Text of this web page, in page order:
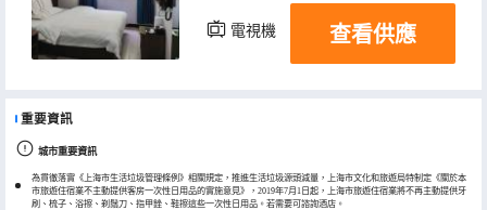
電視機 查看供應
重要資訊
城市重要資訊
為貫徹落實《上海市生活垃圾管理條例》相關規定，推進生活垃圾源頭減量，上海市文化和旅遊局特制定《關於本
市旅遊住宿業不主動提供客房一次性日用品的實施意見》，2019年7月1日起，上海市旅遊住宿業將不再主動提供牙
刷、梳子、浴擦、剃鬚刀、指甲銼、鞋擦這些一次性日用品。若需要可諮詢酒店。